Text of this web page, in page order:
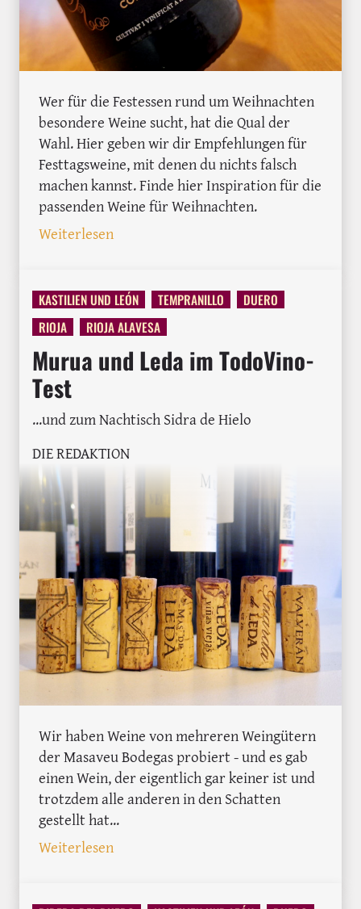
Wer für die Festessen rund um Weihnachten
besondere Weine sucht, hat die Qual der
Wahl. Hier geben wir dir Empfehlungen für
Festtagsweine, mit denen du nichts falsch
machen kannst. Finde hier Inspiration für die
passenden Weine für Weihnachten.
Weiterlesen
KASTILIEN UND LEÓN TEMPRANILLO
DUERO
RIOJA
RIOJA ALAVESA
Murua und Leda im TodoVino-
Test
...und zum Nachtisch Sidra de Hielo
DIE REDAKTION
Wir haben Weine von mehreren Weingütern
der Masaveu Bodegas probiert - und es gab
einen Wein, der eigentlich gar keiner ist und
trotzdem alle anderen in den Schatten
gestellt hat...
Weiterlesen: Murua und Leda im TodoVino-Test